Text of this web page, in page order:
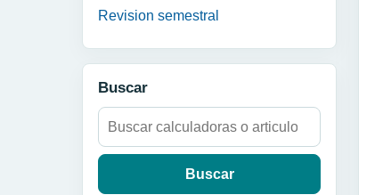
Revision semestral
Buscar
Buscar: